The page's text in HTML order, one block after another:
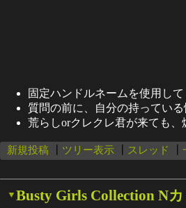
固定ハンドルネームを使用して
質問の前に、自分の持ってい
荒らしorクレクレ君が来ても、
新規投稿 ツリー表示 スレッド
▼ Busty Girls Collection N